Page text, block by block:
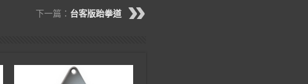
下一篇： 台客版跆拳道